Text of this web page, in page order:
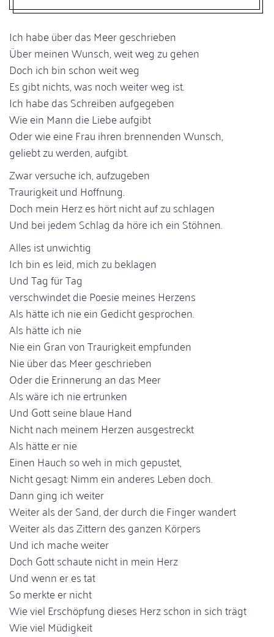
Ich habe über das Meer geschrieben
Über meinen Wunsch, weit weg zu gehen
Doch ich bin schon weit weg
Es gibt nichts, was noch weiter weg ist.
Ich habe das Schreiben aufgegeben
Wie ein Mann die Liebe aufgibt
Oder wie eine Frau ihren brennenden Wunsch,
geliebt zu werden, aufgibt.
Zwar versuche ich, aufzugeben
Traurigkeit und Hoffnung.
Doch mein Herz es hört nicht auf zu schlagen
Und bei jedem Schlag da höre ich ein Stöhnen.
Alles ist unwichtig
Ich bin es leid, mich zu beklagen
Und Tag für Tag
verschwindet die Poesie meines Herzens
Als hätte ich nie ein Gedicht gesprochen.
Als hätte ich nie
Nie ein Gran von Traurigkeit empfunden
Nie über das Meer geschrieben
Oder die Erinnerung an das Meer
Als wäre ich nie ertrunken
Und Gott seine blaue Hand
Nicht nach meinem Herzen ausgestreckt
Als hätte er nie
Einen Hauch so weh in mich gepustet,
Nicht gesagt: Nimm ein anderes Leben doch.
Dann ging ich weiter
Weiter als der Sand, der durch die Finger wandert
Weiter als das Zittern des ganzen Körpers
Und ich mache weiter
Doch Gott schaute nicht in mein Herz
Und wenn er es tat
So merkte er nicht
Wie viel Erschöpfung dieses Herz schon in sich trägt
Wie viel Müdigkeit